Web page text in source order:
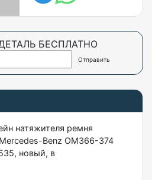
БЕСПЛАТНО
натяжителя ремня
Benz OM366-374
новый, в